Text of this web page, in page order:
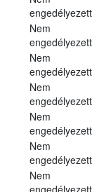
engedélyezett
Nem
engedélyezett
Nem
engedélyezett
Nem
engedélyezett
Nem
engedélyezett
Nem
engedélyezett
Nem